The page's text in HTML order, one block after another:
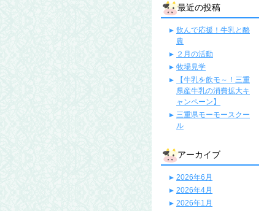
最近の投稿
飲んで応援！牛乳と酪
農
２月の活動
牧場見学
【牛乳を飲モ～！三重
県産牛乳の消費拡大キ
ャンペーン】
三重県モーモースクー
ル
アーカイブ
2026年6月
2026年4月
2026年1月